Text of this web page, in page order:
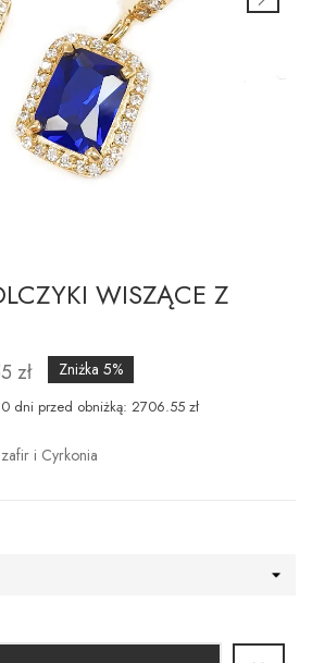
WISZĄCE Z
zł Zniżka 5%
dni przed obniżką: 2706.55 zł
i Cyrkonia